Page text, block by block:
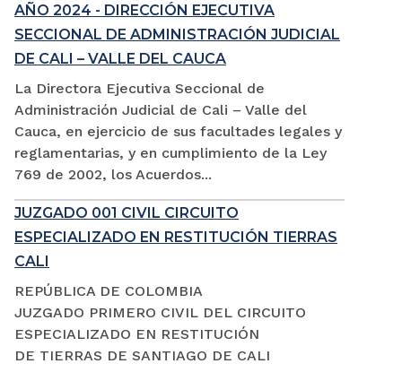
AÑO 2024 - DIRECCIÓN EJECUTIVA
SECCIONAL DE ADMINISTRACIÓN JUDICIAL
DE CALI – VALLE DEL CAUCA
La Directora Ejecutiva Seccional de
Administración Judicial de Cali – Valle del
Cauca, en ejercicio de sus facultades legales y
reglamentarias, y en cumplimiento de la Ley
769 de 2002, los Acuerdos...
JUZGADO 001 CIVIL CIRCUITO
ESPECIALIZADO EN RESTITUCIÓN TIERRAS
CALI
REPÚBLICA DE COLOMBIA
JUZGADO PRIMERO CIVIL DEL CIRCUITO
ESPECIALIZADO EN RESTITUCIÓN
DE TIERRAS DE SANTIAGO DE CALI